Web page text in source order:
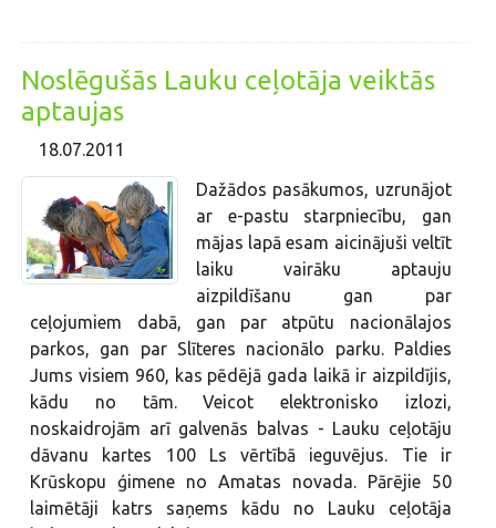
Noslēgušās Lauku ceļotāja veiktās
aptaujas
18.07.2011
Dažādos pasākumos, uzrunājot
ar e-pastu starpniecību, gan
mājas lapā esam aicinājuši veltīt
laiku vairāku aptauju
aizpildīšanu gan par
ceļojumiem dabā, gan par atpūtu nacionālajos
parkos, gan par Slīteres nacionālo parku. Paldies
Jums visiem 960, kas pēdējā gada laikā ir aizpildījis,
kādu no tām. Veicot elektronisko izlozi,
noskaidrojām arī galvenās balvas - Lauku ceļotāju
dāvanu kartes 100 Ls vērtībā ieguvējus. Tie ir
Krūskopu ģimene no Amatas novada. Pārējie 50
laimētāji katrs saņems kādu no Lauku ceļotāja